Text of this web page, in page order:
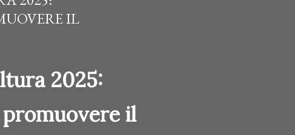
IL
2025:
il